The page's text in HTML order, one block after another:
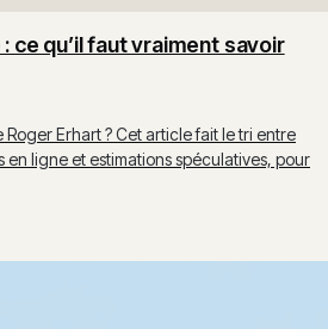
ce qu’il faut vraiment savoir
Erhart ? Cet article fait le tri entre
ligne et estimations spéculatives, pour